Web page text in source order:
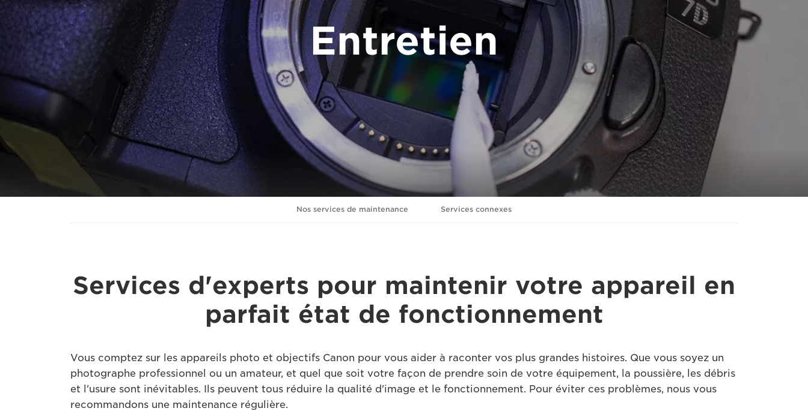
Entretien
Nos services de maintenance Services connexes
Services d'experts pour maintenir votre appareil en
parfait état de fonctionnement
Vous comptez sur les appareils photo et objectifs Canon pour vous aider à raconter vos plus grandes histoires. Que vous soyez un
photographe professionnel ou un amateur, et quel que soit votre façon de prendre soin de votre équipement, la poussière, les débris
et l'usure sont inévitables. Ils peuvent tous réduire la qualité d'image et le fonctionnement. Pour éviter ces problèmes, nous vous
recommandons une maintenance régulière.